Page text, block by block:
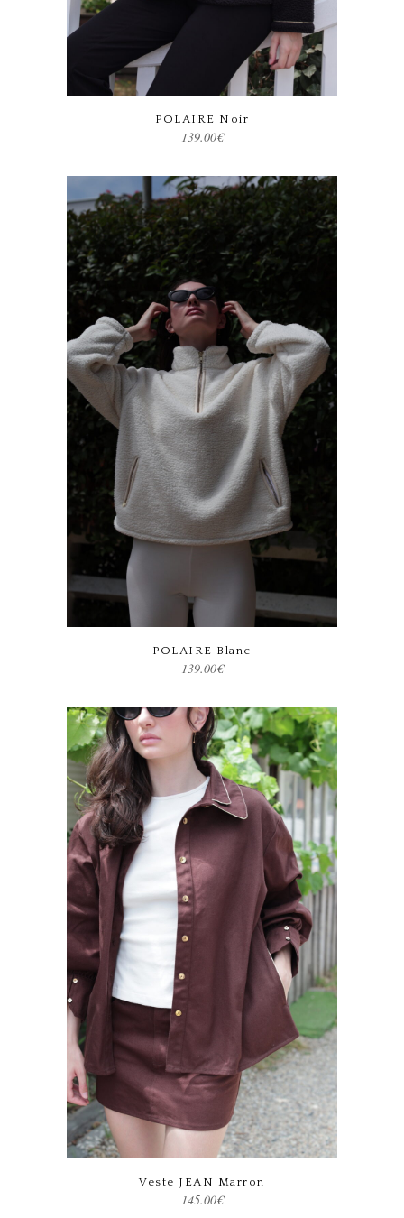
Ce produit a plusieurs variations. Les options peuvent être choisies sur la page du produit
POLAIRE Noir
139.00€
Ce produit a plusieurs variations. Les options peuvent être choisies sur la page du produit
POLAIRE Blanc
139.00€
Ce produit a plusieurs variations. Les options peuvent être choisies sur la page du produit
Veste JEAN Marron
145.00€